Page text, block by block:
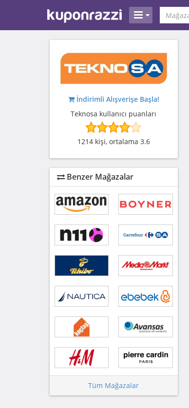
İndirimli Alışverişe Başla!
Teknosa kullanıcı puanları
1214 kişi, ortalama 3.6
Benzer Mağazalar
Tüm Mağazalar